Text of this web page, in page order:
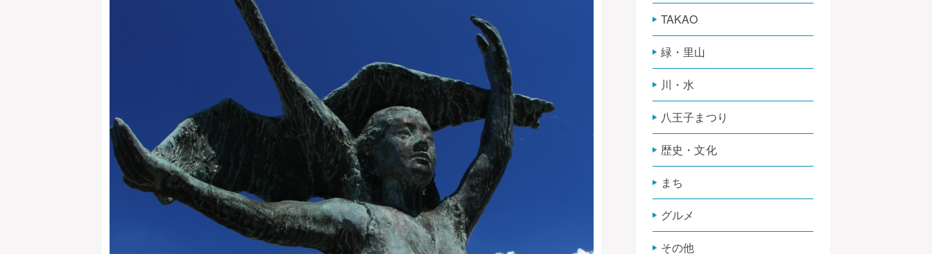
TAKAO
緑・里山
川・水
八王子まつり
歴史・文化
まち
グルメ
その他